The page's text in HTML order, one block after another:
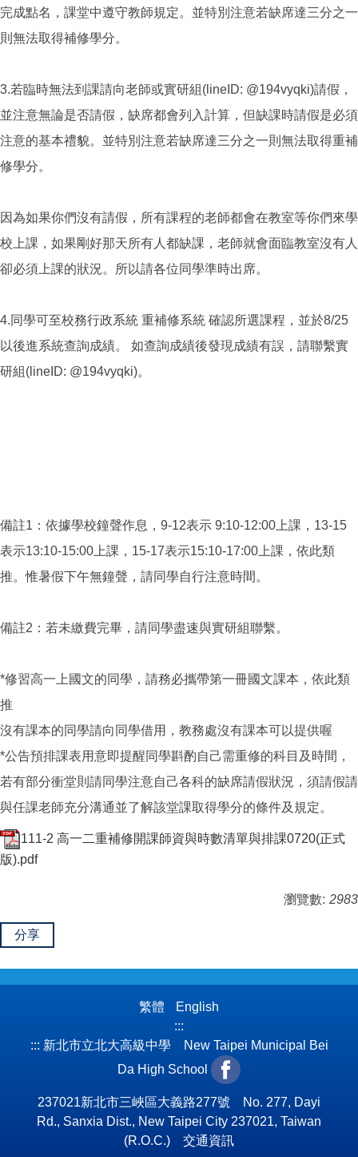
完成點名，課堂中遵守教師規定。並特別注意若缺席達三分之一
則無法取得補修學分。
3.若臨時無法到課請向老師或實研組(lineID: @194vyqki)請假，
並注意無論是否請假，缺席都會列入計算，但缺課時請假是必須
注意的基本禮貌。並特別注意若缺席達三分之一則無法取得重補
修學分。
因為如果你們沒有請假，所有課程的老師都會在教室等你們來學
校上課，如果剛好那天所有人都缺課，老師就會面臨教室沒有人
卻必須上課的狀況。所以請各位同學準時出席。
4.同學可至校務行政系統 重補修系統 確認所選課程，並於8/25
以後進系統查詢成績。 如查詢成績後發現成績有誤，請聯繫實
研組(lineID: @194vyqki)。
備註1：依據學校鐘聲作息，9-12表示 9:10-12:00上課，13-15
表示13:10-15:00上課，15-17表示15:10-17:00上課，依此類
推。惟暑假下午無鐘聲，請同學自行注意時間。
備註2：若未繳費完畢，請同學盡速與實研組聯繫。
*修習高一上國文的同學，請務必攜帶第一冊國文課本，依此類
推
沒有課本的同學請向同學借用，教務處沒有課本可以提供喔
*公告預排課表用意即提醒同學斟酌自己需重修的科目及時間，
若有部分衝堂則請同學注意自己各科的缺席請假狀況，須請假請
與任課老師充分溝通並了解該堂課取得學分的條件及規定。
111-2 高一二重補修開課師資與時數清單與排課0720(正式
版).pdf
瀏覽數: 2983
分享
繁體
English
:::
::: 新北市立北大高級中學 New Taipei Municipal Bei
Da High School
237021新北市三峽區大義路277號 No. 277, Dayi
Rd., Sanxia Dist., New Taipei City 237021, Taiwan
(R.O.C.) 交通資訊